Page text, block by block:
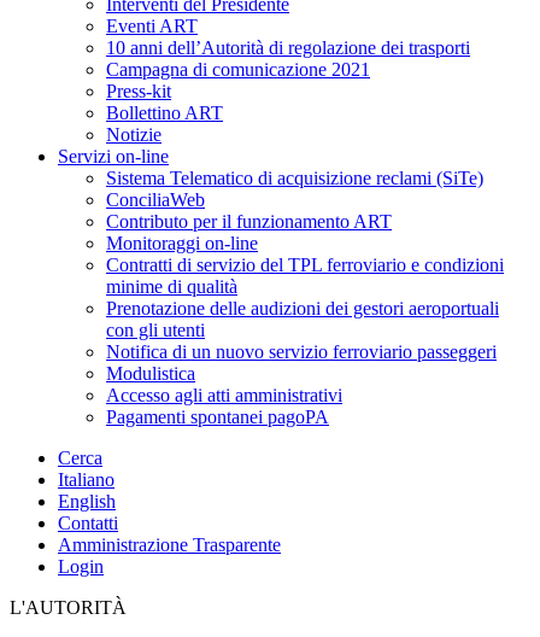
Interventi del Presidente
Eventi ART
10 anni dell’Autorità di regolazione dei trasporti
Campagna di comunicazione 2021
Press-kit
Bollettino ART
Notizie
Servizi on-line
Sistema Telematico di acquisizione reclami (SiTe)
ConciliaWeb
Contributo per il funzionamento ART
Monitoraggi on-line
Contratti di servizio del TPL ferroviario e condizioni
minime di qualità
Prenotazione delle audizioni dei gestori aeroportuali
con gli utenti
Notifica di un nuovo servizio ferroviario passeggeri
Modulistica
Accesso agli atti amministrativi
Pagamenti spontanei pagoPA
Cerca
Italiano
English
Contatti
Amministrazione Trasparente
Login
L'AUTORITÀ